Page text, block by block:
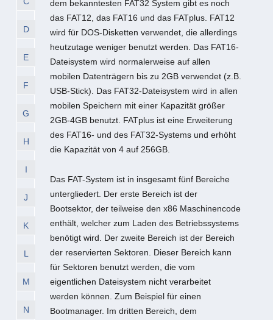
D
E
F
G
H
I
J
K
L
M
N
dem bekanntesten FAT32 System gibt es noch
das FAT12, das FAT16 und das FATplus. FAT12
wird für DOS-Disketten verwendet, die allerdings
heutzutage weniger benutzt werden. Das FAT16-
Dateisystem wird normalerweise auf allen
mobilen Datenträgern bis zu 2GB verwendet (z.B.
USB-Stick). Das FAT32-Dateisystem wird in allen
mobilen Speichern mit einer Kapazität größer
2GB-4GB benutzt. FATplus ist eine Erweiterung
des FAT16- und des FAT32-Systems und erhöht
die Kapazität von 4 auf 256GB.
Das FAT-System ist in insgesamt fünf Bereiche
untergliedert. Der erste Bereich ist der
Bootsektor, der teilweise den x86 Maschinencode
enthält, welcher zum Laden des Betriebssystems
benötigt wird. Der zweite Bereich ist der Bereich
der reservierten Sektoren. Dieser Bereich kann
für Sektoren benutzt werden, die vom
eigentlichen Dateisystem nicht verarbeitet
werden können. Zum Beispiel für einen
Bootmanager. Im dritten Bereich, dem